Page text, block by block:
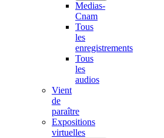
Medias-
Cnam
Tous
les
enregistrements
Tous
les
audios
Vient
de
paraître
Expositions
virtuelles